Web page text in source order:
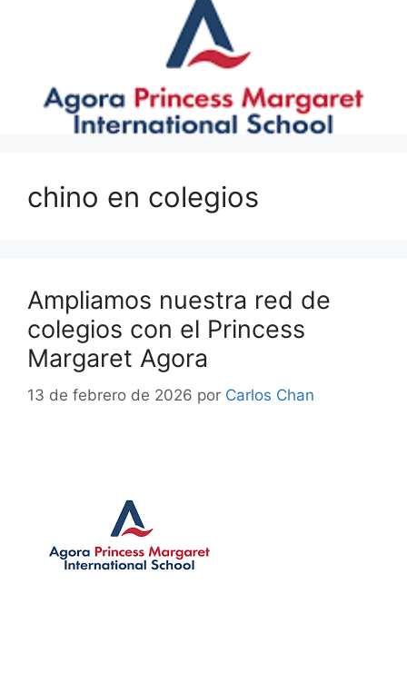
chino en colegios
chino en colegios
Ampliamos nuestra red de
colegios con el Princess
Margaret Agora
13 de febrero de 2026 por Carlos Chan